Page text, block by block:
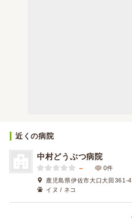
近くの病院
中村どうぶつ病院
－
0件
鹿児島県伊佐市大口大田361-4
イヌ / ネコ